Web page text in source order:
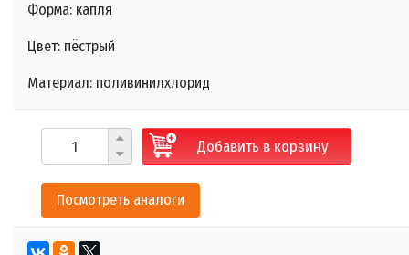
Форма: капля
Цвет: пёстрый
Материал: поливинилхлорид
Добавить в корзину
Посмотреть аналоги